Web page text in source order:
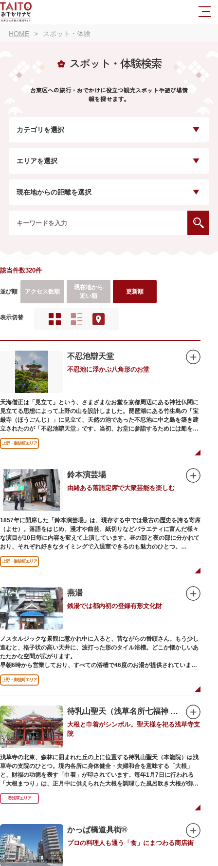
HOME スポット・体験
スポット・体験検索
台東区への旅行・おでかけに役立つ観光スポットや遊び場情
報を探せます。
カテゴリを選択
エリアを選択
現在地からの距離を選択
該当件数320件
並び順 アクセス数順
現在地から
近い順
更新順
表示切替
不忍池辯天堂
不忍池に浮かぶ八角形のお堂
天海僧正は「見立て」という、さまざまなお堂を京都周辺にある神社仏閣に
見立てる思想によって上野の山を設計しました。琵琶湖にある竹生島の「宝
厳寺（ほうごんじ）」に見立て、天然の池であった不忍池に中之島を築き建
立されたのが「不忍池辯天堂」です。当初、お堂に参詣するためには船を使
用していましたが、参詣者が増えたことから橋がかけられました。不忍池の
どこからでも参拝できるように、八角形の建物になったと言われ、7月から8
ご本尊である辯才天は、音楽と芸能の守り神として広く信仰され、
「辯”財”天」とも書くことから、金運上昇といったご利益もあると言われて
います。辯才天は琵琶を持った姿で知られていますが、不忍池辯天堂の辯才
天は、8本の腕に煩悩を破壊する武器をお持ちになっている「八臂辯才天
（はっぴべんざいてん）」。9月に行われる「巳成金（みなるかね）大祭」
で目にすることができます。
不忍池辯天堂には、豊臣秀吉公が大切にしていたという伝説のある、谷中七
福神とは別の「大黒天」も祀られています。
上野・御徒町エリア
鈴本演芸場
由緒ある落語定席で大衆芸能を楽しむ
1857年に開席した「鈴本演芸場」は、現存する中では最古の歴史を誇る寄席
（よせ）。落語をはじめ、漫才や曲芸、紙切りなどバラエティに富んだ様々
な演目が10日毎に内容を変えて上演しています。昼の部と夜の部に分かれて
おり、それぞれ好きなタイミングで入退室できるのも魅力のひとつ。
上演中は飲食も可能です。おすすめは売店で購入できる、お箸で切れるやわ
らかさで有名な「上野 井泉本店」のかつサンド。お弁当やお菓子を食べたり
上野・御徒町エリア
燕湯
銭湯では都内初の登録有形文化財
ノスタルジックな景観に惹かれ中に入ると、昔ながらの番頭さん。もう少し
進むと、格子状の高い天井に、波打った形のタイル浴槽。どこか懐かしいあ
たたかな空間が広がります。
早朝6時から営業しており、すべての浴槽で46度のお湯が提供されていま
す。常連の方々を魅了するのは早朝のこの少し熱めの温度のお湯と昔ながら
の懐かしさでしょうか。
店頭の屋根瓦や格子型天井等も昭和から引き継がれてきている歴史あるもの
りとご覧ください。
上野・御徒町エリア
待乳山聖天（浅草名所七福神 毘沙門天）
大根と巾着がシンボル。聖天様を祀る浅草寺支
院
浅草寺の北東、森林に囲まれた丘の上に位置する待乳山聖天（本龍院）は浅
草寺の支院のひとつ。境内各所に身体健全・夫婦和合を意味する「大根」
と、財福の功徳を表す「巾着」が印されています。毎年1月7日に行われる
「大根まつり」は、正月中に供えられた大根を調理した風呂吹き大根が御神
酒とともに参拝者に振る舞われるイベント。聖天様のお下がりの大根をいた
だくことで、心身健康のご利益があるそうです。
養する最高の祈祷法。心願成就の力があると考えられており、依頼すると7
日間毎朝祈祷していただけます。また、浅草名所七福神のひとつとしても知
られ、毘沙門天が祀られています。
奥浅草エリア
かっぱ橋道具街®
プロの料理人も通う「食」にまつわる商店街